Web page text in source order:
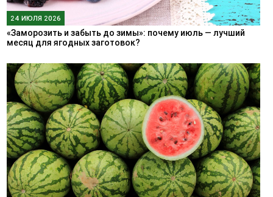
24 ИЮЛЯ 2026
«Заморозить и забыть до зимы»: почему июль — лучший
месяц для ягодных заготовок?